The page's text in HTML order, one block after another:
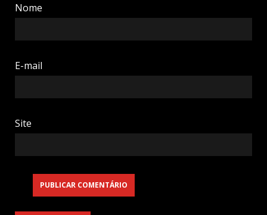
Nome
E-mail
Site